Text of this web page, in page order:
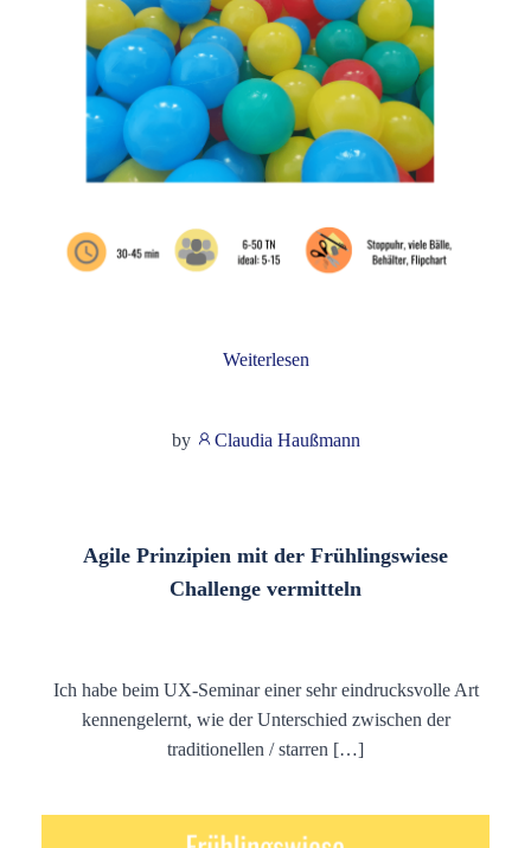
Weiterlesen
by Claudia Haußmann
Agile Prinzipien mit der Frühlingswiese
Challenge vermitteln
Ich habe beim UX-Seminar einer sehr eindrucksvolle Art
kennengelernt, wie der Unterschied zwischen der
traditionellen / starren […]